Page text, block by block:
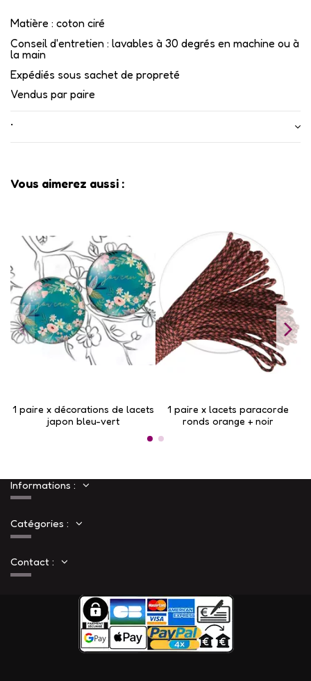
Matière : coton ciré
Conseil d'entretien : lavables à 30 degrés en machine ou à
la main
Expédiés sous sachet de propreté
Vendus par paire
•
Vous aimerez aussi :
1 paire x ​décorations de lacets
japon bleu-vert
1 paire x lacets paracorde
ronds orange + noir
Informations :
Catégories :
Contact :